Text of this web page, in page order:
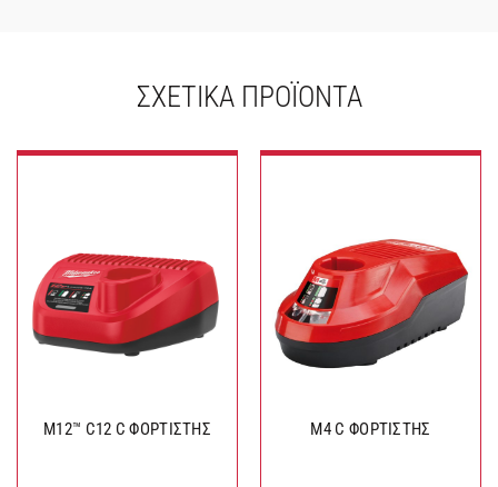
ΣΧΕΤΙΚΆ ΠΡΟΪΌΝΤΑ
M12™ C12 C ΦΟΡΤΙΣΤΗΣ M4 C ΦΟΡΤΙΣΤΗΣ